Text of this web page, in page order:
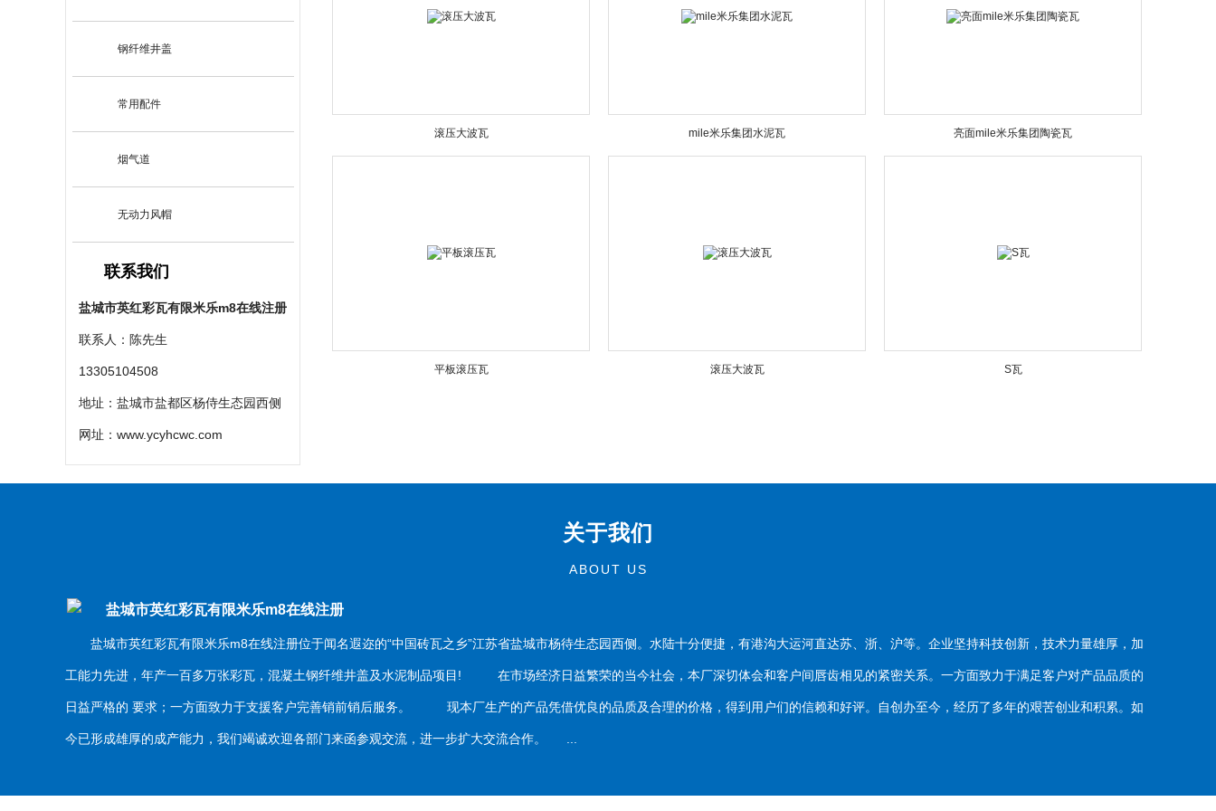
钢纤维井盖
常用配件
烟气道
无动力风帽
联系我们
盐城市英红彩瓦有限米乐m8在线注册
联系人：陈先生
13305104508
地址：盐城市盐都区杨侍生态园西侧
网址： www.ycyhcwc.com
滚压大波瓦 mile米乐集团水泥瓦 亮面mile米乐集团陶瓷瓦
平板滚压瓦 滚压大波瓦 S瓦
关于我们
ABOUT US
盐城市英红彩瓦有限米乐m8在线注册
盐城市英红彩瓦有限米乐m8在线注册位于闻名遐迩的“中国砖瓦之乡”江苏省盐城市杨待生态园西侧。水陆十分便捷，有港沟大运河直达苏、浙、沪等。企业坚持科技创新，技术力量雄厚，加
工能力先进，年产一百多万张彩瓦，混凝土钢纤维井盖及水泥制品项目! 在市场经济日益繁荣的当今社会，本厂深切体会和客户间唇齿相见的紧密关系。一方面致力于满足客户对产品品质的
日益严格的 要求；一方面致力于支援客户完善销前销后服务。 现本厂生产的产品凭借优良的品质及合理的价格，得到用户们的信赖和好评。自创办至今，经历了多年的艰苦创业和积累。如
今已形成雄厚的成产能力，我们竭诚欢迎各部门来函参观交流，进一步扩大交流合作。 ...